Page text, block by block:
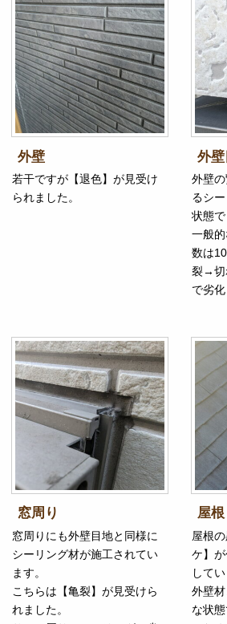
外壁
若干ですが【退色】が見受け
られました。
外
外壁
るシ
状態で
一般
数は
裂→切
で劣化
窓周り
窓周りにも外壁目地と同様に
シーリング材が施工されてい
ます。
こちらは【亀裂】が見受けら
れました。
屋根
屋根
ケ】
してい
外壁
な状